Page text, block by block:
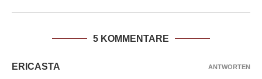
5 KOMMENTARE
ERICASTA ANTWORTEN